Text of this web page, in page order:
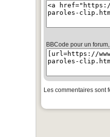
BBCode pour un
Les commentaires sont